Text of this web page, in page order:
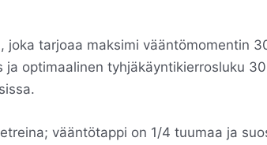
joka tarjoaa maksimi vääntömomentin
optimaalinen tyhjäkäyntikierrosluku
vääntötappi on 1/4 tuumaa ja